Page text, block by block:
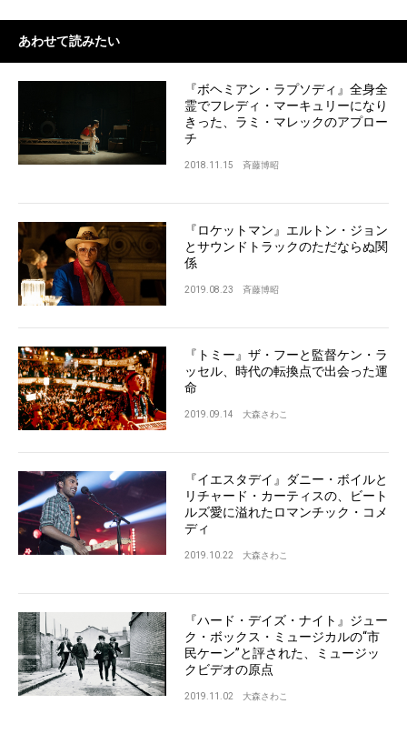
あわせて読みたい
『ボヘミアン・ラプソディ』全身全
霊でフレディ・マーキュリーになり
きった、ラミ・マレックのアプロー
チ
2018.11.15 斉藤博昭
『ロケットマン』エルトン・ジョン
とサウンドトラックのただならぬ関
係
2019.08.23 斉藤博昭
『トミー』ザ・フーと監督ケン・ラ
ッセル、時代の転換点で出会った運
命
2019.09.14 大森さわこ
『イエスタデイ』ダニー・ボイルと
リチャード・カーティスの、ビート
ルズ愛に溢れたロマンチック・コメ
ディ
2019.10.22 大森さわこ
『ハード・デイズ・ナイト』ジュー
ク・ボックス・ミュージカルの“市
民ケーン”と評された、ミュージッ
クビデオの原点
2019.11.02 大森さわこ